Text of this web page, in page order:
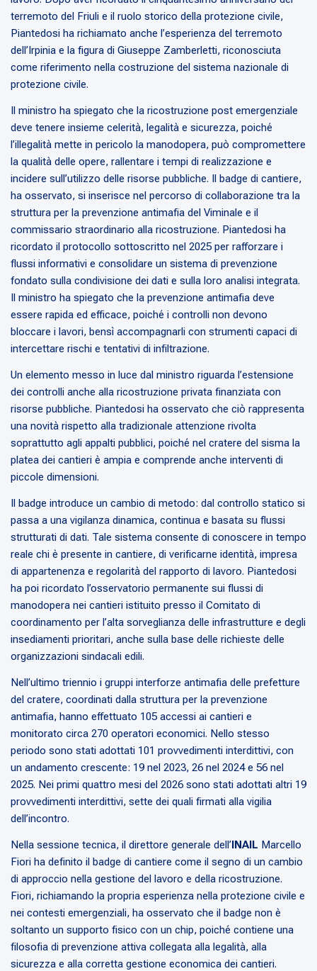
terremoto del Friuli e il ruolo storico della protezione civile,
Piantedosi ha richiamato anche l’esperienza del terremoto
dell’Irpinia e la figura di Giuseppe Zamberletti, riconosciuta
come riferimento nella costruzione del sistema nazionale di
protezione civile.
Il ministro ha spiegato che la ricostruzione post emergenziale
deve tenere insieme celerità, legalità e sicurezza, poiché
l’illegalità mette in pericolo la manodopera, può compromettere
la qualità delle opere, rallentare i tempi di realizzazione e
incidere sull’utilizzo delle risorse pubbliche. Il badge di cantiere,
ha osservato, si inserisce nel percorso di collaborazione tra la
struttura per la prevenzione antimafia del Viminale e il
commissario straordinario alla ricostruzione. Piantedosi ha
ricordato il protocollo sottoscritto nel 2025 per rafforzare i
flussi informativi e consolidare un sistema di prevenzione
fondato sulla condivisione dei dati e sulla loro analisi integrata.
Il ministro ha spiegato che la prevenzione antimafia deve
essere rapida ed efficace, poiché i controlli non devono
bloccare i lavori, bensì accompagnarli con strumenti capaci di
intercettare rischi e tentativi di infiltrazione.
Un elemento messo in luce dal ministro riguarda l’estensione
dei controlli anche alla ricostruzione privata finanziata con
risorse pubbliche. Piantedosi ha osservato che ciò rappresenta
una novità rispetto alla tradizionale attenzione rivolta
soprattutto agli appalti pubblici, poiché nel cratere del sisma la
platea dei cantieri è ampia e comprende anche interventi di
piccole dimensioni.
Il badge introduce un cambio di metodo: dal controllo statico si
passa a una vigilanza dinamica, continua e basata su flussi
strutturati di dati. Tale sistema consente di conoscere in tempo
reale chi è presente in cantiere, di verificarne identità, impresa
di appartenenza e regolarità del rapporto di lavoro. Piantedosi
ha poi ricordato l’osservatorio permanente sui flussi di
manodopera nei cantieri istituito presso il Comitato di
coordinamento per l’alta sorveglianza delle infrastrutture e degli
insediamenti prioritari, anche sulla base delle richieste delle
organizzazioni sindacali edili.
Nell’ultimo triennio i gruppi interforze antimafia delle prefetture
del cratere, coordinati dalla struttura per la prevenzione
antimafia, hanno effettuato 105 accessi ai cantieri e
monitorato circa 270 operatori economici. Nello stesso
periodo sono stati adottati 101 provvedimenti interdittivi, con
un andamento crescente: 19 nel 2023, 26 nel 2024 e 56 nel
2025. Nei primi quattro mesi del 2026 sono stati adottati altri 19
provvedimenti interdittivi, sette dei quali firmati alla vigilia
dell’incontro.
Nella sessione tecnica, il direttore generale dell’INAIL Marcello
Fiori ha definito il badge di cantiere come il segno di un cambio
di approccio nella gestione del lavoro e della ricostruzione.
Fiori, richiamando la propria esperienza nella protezione civile e
nei contesti emergenziali, ha osservato che il badge non è
soltanto un supporto fisico con un chip, poiché contiene una
filosofia di prevenzione attiva collegata alla legalità, alla
sicurezza e alla corretta gestione economica dei cantieri.